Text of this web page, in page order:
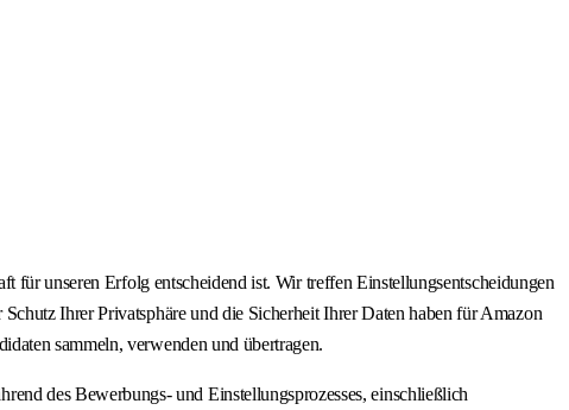
für unseren Erfolg entscheidend ist. Wir treffen Einstellungsentscheidungen
Ihrer Privatsphäre und die Sicherheit Ihrer Daten haben für Amazon
sammeln, verwenden und übertragen.
des Bewerbungs- und Einstellungsprozesses, einschließlich